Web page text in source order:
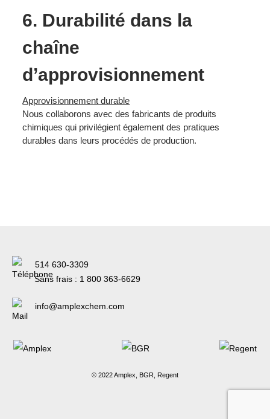
6. Durabilité dans la
chaîne
d’approvisionnement
Approvisionnement durable
Nous collaborons avec des fabricants de produits
chimiques qui privilégient également des pratiques
durables dans leurs procédés de production.
514 630-3309
Sans frais : 1 800 363-6629
info@amplexchem.com
© 2022 Amplex, BGR, Regent